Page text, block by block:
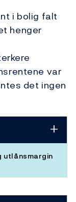
i bolig falt
henger
var
det ingen